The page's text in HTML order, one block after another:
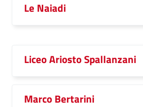
Le Naiadi
Liceo Ariosto Spallanzani
Marco Bertarini